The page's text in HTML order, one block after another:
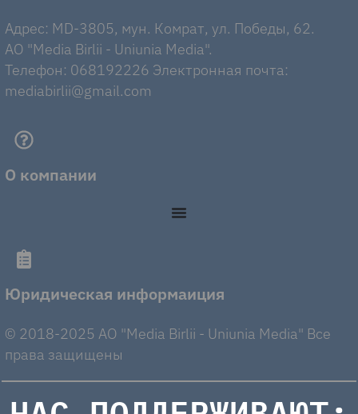
Адрес: MD-3805, мун. Комрат, ул. Победы, 62.
AO "Media Birlii - Uniunia Media".
Телефон: 068192226 Электронная почта:
mediabirlii@gmail.com
О компании
Юридическая информаиция
© 2018-2025 AO "Media Birlii - Uniunia Media" Все
права защищены